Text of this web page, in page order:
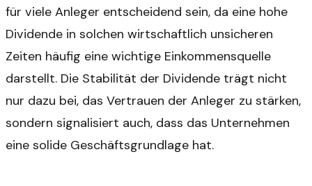
für viele Anleger entscheidend sein, da eine hohe
Dividende in solchen wirtschaftlich unsicheren
Zeiten häufig eine wichtige Einkommensquelle
darstellt. Die Stabilität der Dividende trägt nicht
nur dazu bei, das Vertrauen der Anleger zu stärken,
sondern signalisiert auch, dass das Unternehmen
eine solide Geschäftsgrundlage hat.